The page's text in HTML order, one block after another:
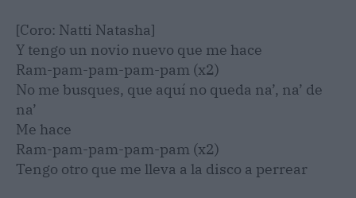
[Coro: Natti Natasha]
Y tengo un novio nuevo que me hace
Ram-pam-pam-pam-pam (x2)
No me busques, que aquí no queda na’, na’ de
na’
Me hace
Ram-pam-pam-pam-pam (x2)
Tengo otro que me lleva a la disco a perrear